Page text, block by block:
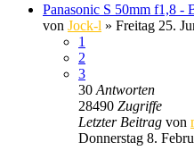
Panasonic S 50mm f1,8 -
von Jock-l » Freitag 25.
1
2
3
30 Antworten
28490 Zugriffe
Letzter Beitrag von
Donnerstag 8.